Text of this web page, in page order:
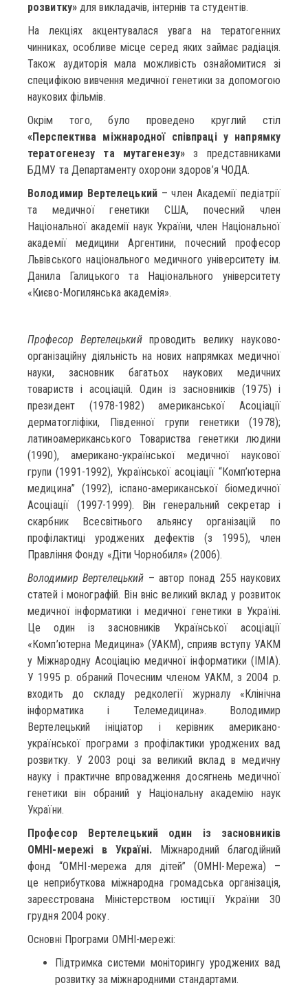
розвитку»для викладачів, інтернів та студентів.
На лекціях акцентувалася увага на тератогенних
чинниках, особливе місце серед яких займає радіація.
Також аудиторія мала можливість ознайомитися зі
специфікою вивчення медичної генетики за допомогою
наукових фільмів.
Окрім того, було проведено круглий стіл
«Перспектива міжнародної співпраці у напрямку
тератогенезу та мутагенезу» з представниками
БДМУ та Департаменту охорони здоров’я ЧОДА.
Володимир Вертелецький– член Академії педіатрії
та медичної генетики США, почесний член
Національної академії наук України, член Національної
академії медицини Аргентини, почесний професор
Львівського національного медичного університету ім.
Данила Галицького та Національного університету
«Києво-Могилянська академія».
Професор Вертелецькийпроводить велику науково-
організаційну діяльність на нових напрямках медичної
науки, засновник багатьох наукових медичних
товариств і асоціацій. Один із засновників (1975) і
президент (1978-1982) американської Асоціації
дерматогліфіки, Південної групи генетики (1978);
латиноамериканського Товариства генетики людини
(1990), американо-української медичної наукової
групи (1991-1992), Української асоціації “Комп’ютерна
медицина” (1992), іспано-американської біомедичної
Асоціації (1997-1999). Він генеральний секретар і
скарбник Всесвітнього альянсу організацій по
профілактиці уроджених дефектів (з 1995), член
Правління Фонду «Діти Чорнобиля» (2006).
Володимир Вертелецький – автор понад 255 наукових
статей і монографій. Він вніс великий вклад у розвиток
медичної інформатики і медичної генетики в Україні.
Це один із засновників Української асоціації
«Комп’ютерна Медицина» (УАКМ), сприяв вступу УАКМ
у Міжнародну Асоціацію медичної інформатики (IMIA).
У 1995 р. обраний Почесним членом УАКМ, з 2004 р.
входить до складу редколегії журналу «Клінічна
інформатика і Телемедицина». Володимир
Вертелецький ініціатор і керівник американо-
української програми з профілактики уроджених вад
розвитку. У 2003 році за великий вклад в медичну
науку і практичне впровадження досягнень медичної
генетики він обраний у Національну академію наук
України.
Професор Вертелецький один із засновників
ОМНІ-мережі в Україні.Міжнародний благодійний
фонд “ОМНІ-мережа для дітей” (ОМНІ-Мережа) –
це неприбуткова міжнародна громадська організація,
зареєстрована Міністерством юстиції України 30
грудня 2004 року.
Основні Програми ОМНІ-мережі:
Підтримка системи моніторингу уроджених вад
розвитку за міжнародними стандартами.